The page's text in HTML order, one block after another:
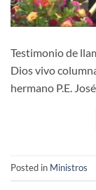
Testimonio de
Dios vivo
hermano P.E.
Posted in Ministros